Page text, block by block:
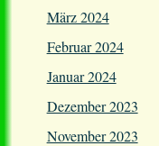
März 2024
Februar 2024
Januar 2024
Dezember 2023
November 2023